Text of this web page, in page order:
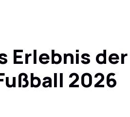
Erlebnis der
2026